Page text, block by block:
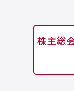
株主総